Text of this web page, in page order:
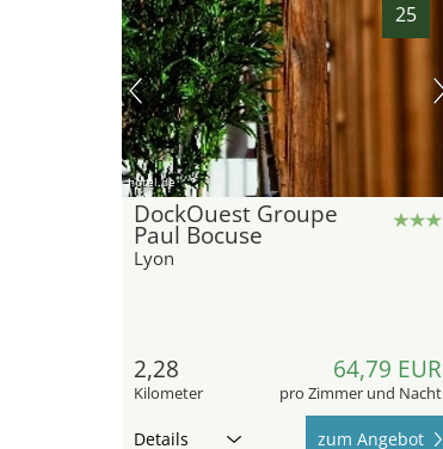
25
hotel.de
DockOuest Groupe
Paul Bocuse
Lyon
2,28
Kilometer
64,79 EUR
pro Zimmer und Nacht
Details zum Angebot